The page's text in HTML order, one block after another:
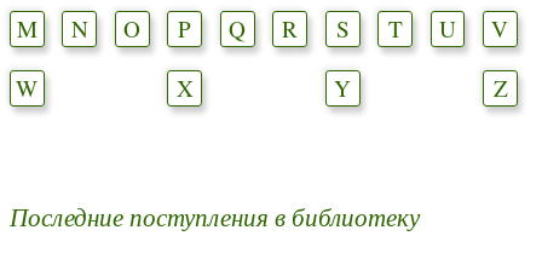
M
N O P Q R S T U
V
W
X Y Z
Последние поступления в библиотеку